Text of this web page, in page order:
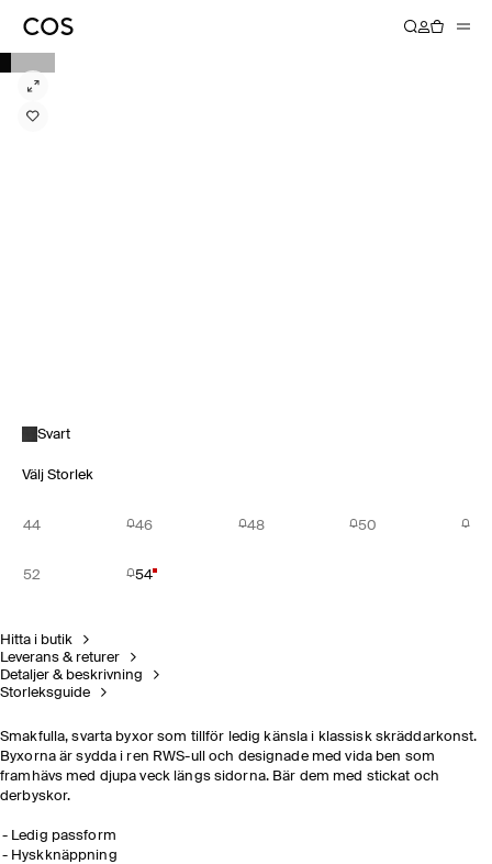
Svart
Välj Storlek
44 46 48 50
52 54
Hitta i butik
Leverans & returer
Detaljer & beskrivning
Storleksguide
Smakfulla, svarta byxor som tillför ledig känsla i klassisk skräddarkonst.
Byxorna är sydda i ren RWS-ull och designade med vida ben som
framhävs med djupa veck längs sidorna. Bär dem med stickat och
derbyskor.
Ledig passform
Hyskknäppning